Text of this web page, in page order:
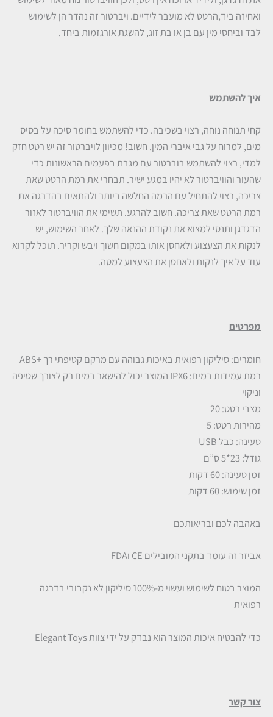
ואחיזה ביד,הרטט לא מועבר לידיים. ויברטור זה נהדר הן לשימוש
לבד וביחסי מין עם בן או בת זוג, להשגת אורגזמות ביחד.
איך להשתמש
קחי תנוחה נוחה, רצוי בשכיבה. כדי להשתמש בחומר סיכה על בסיס
מים, למרוח על גבי איברי המין. חשוב! מכיוון לויברטור זה יש רטט חזק
למדי, רצוי להשתמש בוברטור עם מגבת בפעמים הראשונות כדי
שהעור והוויברטור לא יהיו במגע ישיר. תבחרי את רמת הרטט שאת
צריכה, רצוי להתחיל עם הרמה החלשה ביותר ולהתאים בהדרגה את
רמת הרטט שאת צריכה. חשוב להרגע. תשימי את הוויברטור לאזור
הדגדגן ותנסי למצוא את נקודת ההנאה שלך. לאחר השימוש, יש
לנקות את הצעצוע ולאחסן אותו במקום חשוך ויבש וקריר. תוכל לקרוא
עוד על איך לנקות ולאחסן את הצעצוע למטה.
מפרטים
חומרים: סיליקון רפואית באיכות גבוהה עם מרקם קטיפתי רך +ABS
רמת עמידות במים: IPX6 המוצר יכול להישאר במים רק לצורך שטיפה
וניקוי
מצבי רטט: 20
מהירות רטט: 5
טעינה: כבל USB
גודל: 23*5 ס”ם
זמן טעינה: 60 דקות
זמן שימוש: 60 דקות
באהבה לכם ובריאותכם
אביזר זה עומד בתקני המובילים CE וFDA
המוצר בטוח לשימוש ועשוי מ-100% סיליקון לא נקבובי בדרגה
רפואית
כדי להבטיח איכות המוצר הוא נבדק על ידי צוות Elegant Toys
צור קשר